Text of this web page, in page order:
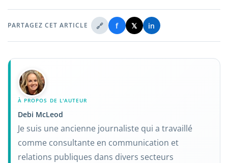
PARTAGEZ CET ARTICLE 🔗 f 𝕏 in
À PROPOS DE L'AUTEUR
Debi McLeod
Je suis une ancienne journaliste qui a travaillé
comme consultante en communication et
relations publiques dans divers secteurs